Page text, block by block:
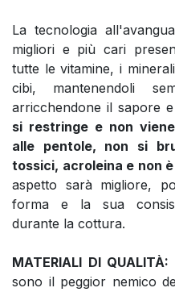
La tecnologia
migliori e più cari
tutte le vitamine, i
cibi, mantenendoli
arricchendone il sapore
si restringe e non
alle pentole, non si
tossici, acroleina e non
aspetto sarà migliore,
forma e la sua
durante la cottura.
MATERIALI DI QUALITÀ:
sono il peggior nemico